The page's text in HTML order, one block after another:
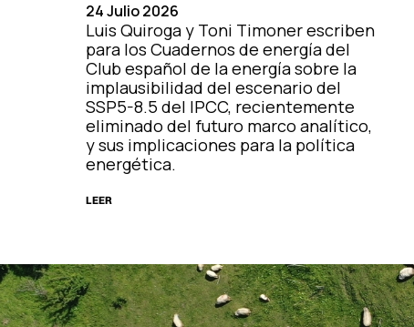
24 Julio 2026
Luis Quiroga y Toni Timoner escriben
para los Cuadernos de energía del
Club español de la energía sobre la
implausibilidad del escenario del
SSP5-8.5 del IPCC, recientemente
eliminado del futuro marco analítico,
y sus implicaciones para la política
energética.
LEER